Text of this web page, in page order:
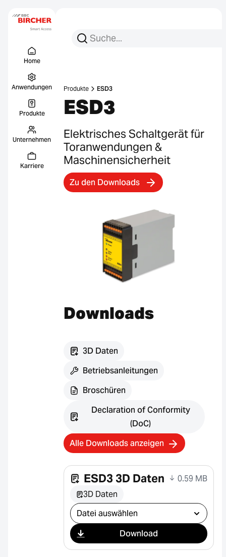
Home
Anwendungen
Produkte
Unternehmen
Karriere
Suchen Sie nach:
Suche
Produkte ESD3
ESD3
Elektrisches Schaltgerät für
Toranwendungen &
Maschinensicherheit
Zu den Downloads
Downloads
3D Daten
Betriebsanleitungen
Broschüren
Declaration of Conformity
(DoC)
Alle Downloads anzeigen
ESD3 3D Daten
0.59 MB
3D Daten
Download auswählen
Download